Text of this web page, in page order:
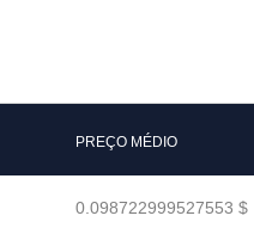
PREÇO MÉDIO
0.098722999527553 $